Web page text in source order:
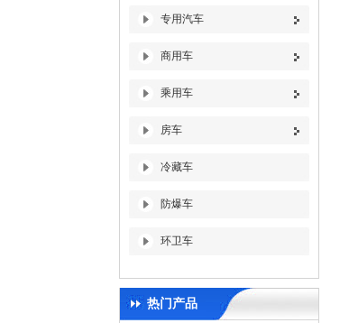
专用汽车
商用车
乘用车
房车
冷藏车
防爆车
环卫车
热门产品